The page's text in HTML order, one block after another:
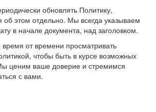
обновлять Политику,
об этом отдельно. Мы всегда указываем
в начале документа, над заголовком.
от времени просматривать
чтобы быть в курсе возможных
ценим ваше доверие и стремимся
с вами.